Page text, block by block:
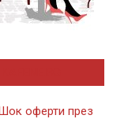
оферти през